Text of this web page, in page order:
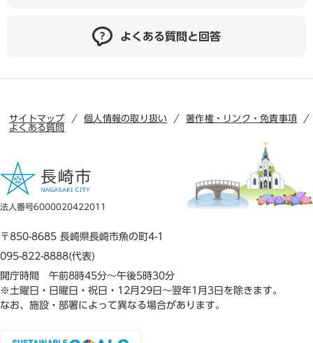
よくある質問と回答
サイトマップ 個人情報の取り扱い
著作権・リンク・免責事項
よくある質問
法人番号6000020422011
〒850-8685 長崎県長崎市魚の町4-1
095-822-8888(代表)
開庁時間 午前8時45分～午後5時30分
※土曜日・日曜日・祝日・12月29日～翌年1月3日を除きます。
なお、施設・部署によって異なる場合があります。